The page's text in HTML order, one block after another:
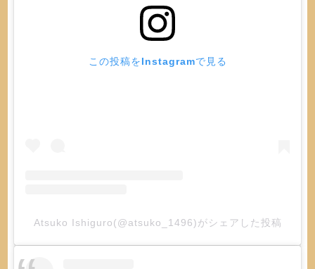
この投稿をInstagramで見る
Atsuko Ishiguro(@atsuko_1496)がシェアした投稿